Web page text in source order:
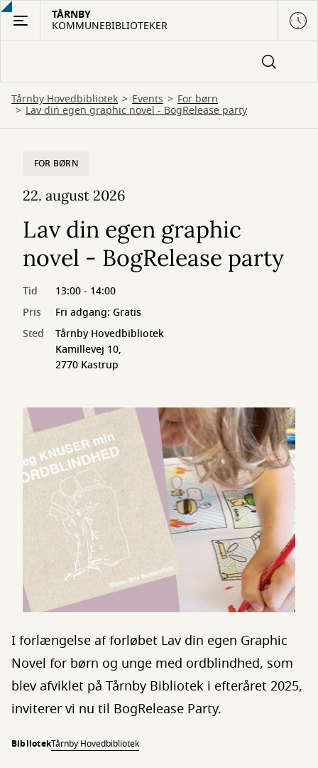
Gå
hovedindhold
TÅRNBY
KOMMUNEBIBLIOTEKER
Tårnby Hovedbibliotek Events For børn
Lav din egen graphic novel - BogRelease party
FOR BØRN
22. august 2026
Lav din egen graphic
novel - BogRelease party
Tid
13:00 - 14:00
Pris
Fri adgang: Gratis
Sted
Tårnby Hovedbibliotek
Kamillevej 10,
2770 Kastrup
I forlængelse af forløbet Lav din egen Graphic
Novel for børn og unge med ordblindhed, som
blev afviklet på Tårnby Bibliotek i efteråret 2025,
inviterer vi nu til BogRelease Party.
BibliotekTårnby Hovedbibliotek